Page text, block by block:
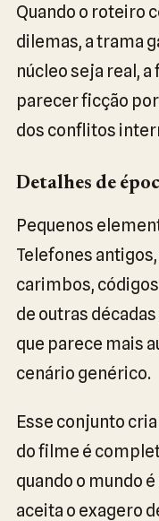
Quando o roteiro
dilemas, a trama
núcleo seja real,
parecer ficção
dos conflitos
Detalhes de
Pequenos
Telefones
carimbos,
de outras
que parece mais
cenário genérico.
Esse conjunto
do filme é
quando o mundo
aceita o exagero